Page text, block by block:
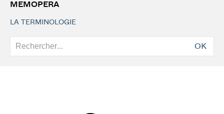
MEMOPERA
LA TERMINOLOGIE
OK